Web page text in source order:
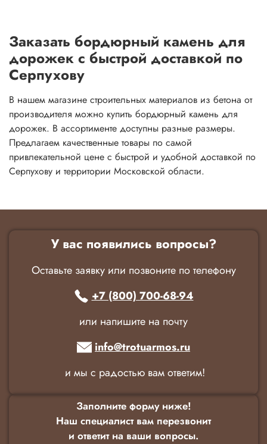
Заказать бордюрный камень для
дорожек с быстрой доставкой по
Серпухову
В нашем магазине строительных материалов из бетона от
производителя можно купить бордюрный камень для
дорожек. В ассортименте доступны разные размеры.
Предлагаем качественные товары по самой
привлекательной цене с быстрой и удобной доставкой по
Серпухову и территории Московской области.
У вас появились вопросы?
Оставьте заявку или позвоните по телефону
+7 (800) 700-68-94
или напишите на почту
info@trotuarmos.ru
и мы с радостью вам ответим!
Заполните форму ниже!
Наш специалист вам перезвонит
и ответит на ваши вопросы.